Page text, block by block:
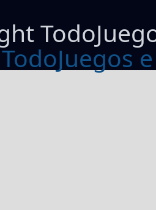
TodoJuegos